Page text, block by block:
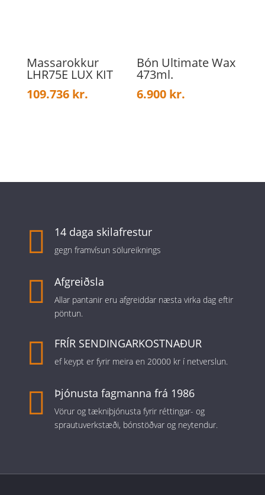
Massarokkur
LHR75E LUX KIT
109.736 kr.
Bón Ultimate Wax
473ml.
6.900 kr.
 14 daga skilafrestur
gegn framvísun sölureiknings
 Afgreiðsla
Allar pantanir eru afgreiddar næsta virka dag eftir
pöntun.
 FRÍR SENDINGARKOSTNAÐUR
ef keypt er fyrir meira en 20000 kr í netverslun.
 Þjónusta fagmanna frá 1986
Vörur og tækniþjónusta fyrir réttingar- og
sprautuverkstæði, bónstöðvar og neytendur.